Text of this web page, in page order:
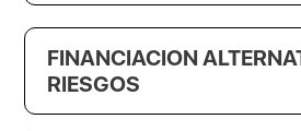
FINANCIACION
RIESGOS